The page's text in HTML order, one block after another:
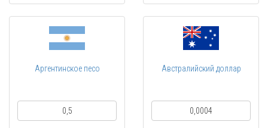
Аргентинское песо
0,5
Австралийский доллар
0,0004